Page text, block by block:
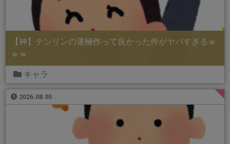
【神】テンリンの運極作って良かった件がヤバすぎるｗ
ｗｗ
キャラ
2026.08.05